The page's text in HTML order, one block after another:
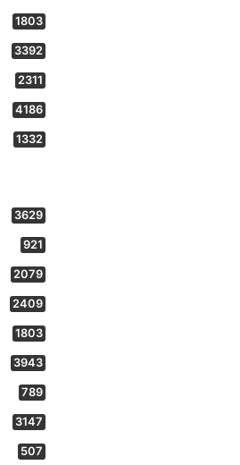
1803
3392
2311
4186
1332
3629
921
2079
2409
1803
3943
789
3147
507